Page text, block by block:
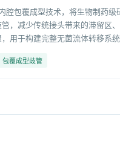
腔包覆成型技术，将生物制药级
，减少传统接头带来的滞留区
用于构建完整无菌流体转移系统
包覆成型歧管